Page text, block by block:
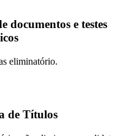
documentos e testes
eliminatório.
de Títulos